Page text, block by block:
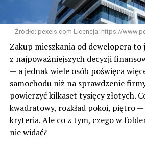
Źródło: pexels.com Licencja: https://
Zakup mieszkania od dewelopera to
z najpoważniejszych decyzji
— a jednak wiele osób poświęca
samochodu niż na sprawdzenie
powierzyć kilkaset tysięcy złotych.
kwadratowy, rozkład pokoi, piętro
kryteria. Ale co z tym, czego w
nie widać?